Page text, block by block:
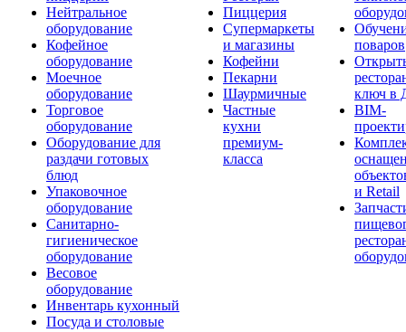
Нейтральное
оборудование
Кофейное
оборудование
Моечное
оборудование
Торговое
оборудование
Оборудование для
раздачи готовых
блюд
Упаковочное
оборудование
Санитарно-
гигиеническое
оборудование
Весовое
оборудование
Инвентарь кухонный
Посуда и столовые
Пиццерия
Супермаркеты
и магазины
Кофейни
Пекарни
Шаурмичные
Частные
кухни
премиум-
класса
поваров
ключ в
BIM-
и Retail